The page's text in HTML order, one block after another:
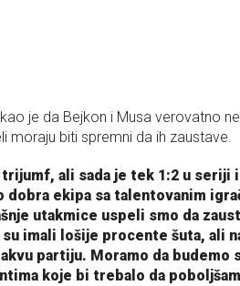
je da Bejkon i Musa verovatno
moraju biti spremni da ih zaustave.
ali sada je tek 1:2 u seriji
dobra ekipa sa talentovanim
utakmice uspeli smo da
imali lošije procente šuta, ali
partiju. Moramo da budemo
koje bi trebalo da